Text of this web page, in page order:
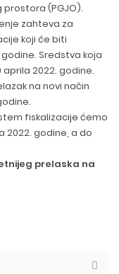
(PGJO).
zahteva za
koji će biti
Sredstva koja
2022. godine.
na novi način
fiskalizacije ćemo
2022. godine, a do
prelaska na